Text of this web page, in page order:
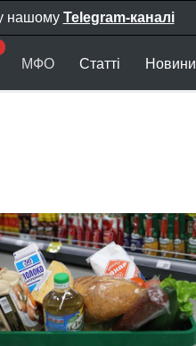
нашому Telegram-каналі
МФО Статті Новини